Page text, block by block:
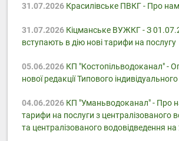
31.07.2026Красилівське ПВКГ - Про
31.07.2026Кіцманське ВУЖКГ - З
вступають в дію нові тарифи на послугу
05.06.2026КП "Костопільводоканал" -
нової редакції Типового
04.06.2026КП "Уманьводоканал" - Про
тарифи на послуги з централізованого
та централізованого водовідведення на